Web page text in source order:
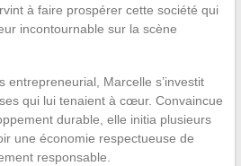
à faire prospérer cette société qui
incontournable sur la scène
entrepreneurial, Marcelle s’investit
qui lui tenaient à cœur. Convaincue
durable, elle initia plusieurs
une économie respectueuse de
responsable.